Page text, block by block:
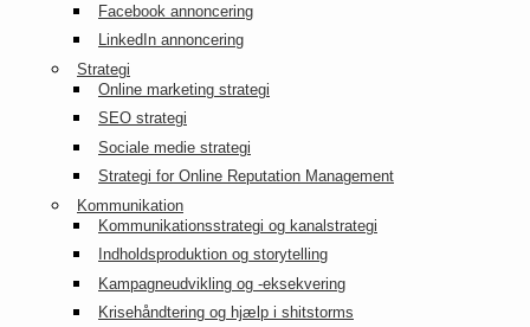
Facebook annoncering
LinkedIn annoncering
Strategi
Online marketing strategi
SEO strategi
Sociale medie strategi
Strategi for Online Reputation Management
Kommunikation
Kommunikationsstrategi og kanalstrategi
Indholdsproduktion og storytelling
Kampagneudvikling og -eksekvering
Krisehåndtering og hjælp i shitstorms